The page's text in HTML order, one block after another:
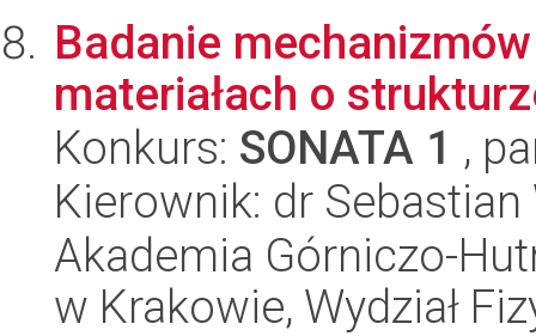
Badanie
materiałach o
Konkurs: SONATA 1 ,
Kierownik: dr
Akademia Górniczo-
w Krakowie, Wydział